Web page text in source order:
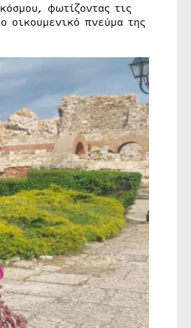
φωτίζοντας τις
οικουμενικό πνεύμα της